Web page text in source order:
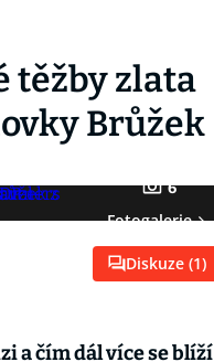
těžby zlata
Brůžek
6
Fotogalerie
Diskuze (1)
a čím dál více se blíží